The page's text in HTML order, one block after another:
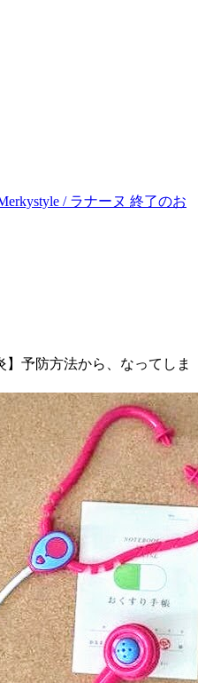
/ ラナーヌ 終了のお
】予防方法から、なってしま